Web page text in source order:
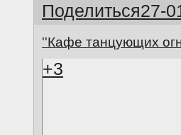
Поделиться27-
''Кафе танцующих
+3